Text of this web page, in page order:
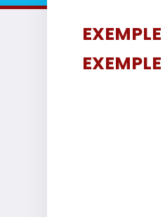
EXEMPLE